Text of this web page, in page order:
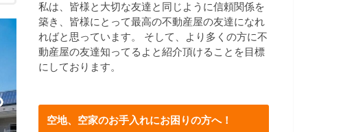
私は、皆様と大切な友達と同じように信頼関係を
築き、皆様にとって最高の不動産屋の友達になれ
ればと思っています。 そして、より多くの方に不
動産屋の友達知ってるよと紹介頂けることを目標
にしております。
空地、空家のお手入れにお困りの方へ！